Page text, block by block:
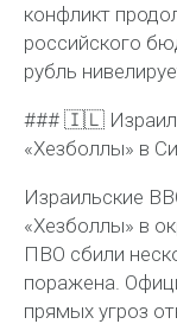
конфликт
российского
рубль
### 🇮🇱
«Хезболлы» в
Израильские
«Хезболлы» в
ПВО сбили
поражена.
прямых угроз